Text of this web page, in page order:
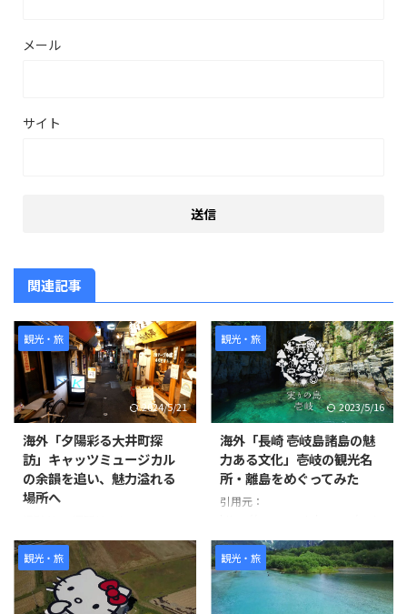
メール
サイト
関連記事
観光・旅
2024/5/21
海外「夕陽彩る大井町探
訪」キャッツミュージカル
の余韻を追い、魅力溢れる
場所へ
ージカルを見に来た際にこの場所
を発見し、夕陽が美しくなる時間
帯に撮影を始めました。 ビデオ
の中ではJR大井町駅東口から始
観光・旅
2023/5/16
海外「長崎 壱岐島諸島の魅
力ある文化」壱岐の観光名
所・離島をめぐってみた
引用元：
h?v=oXvKV3g77Yk 世界の反応
観光・旅 観光・旅